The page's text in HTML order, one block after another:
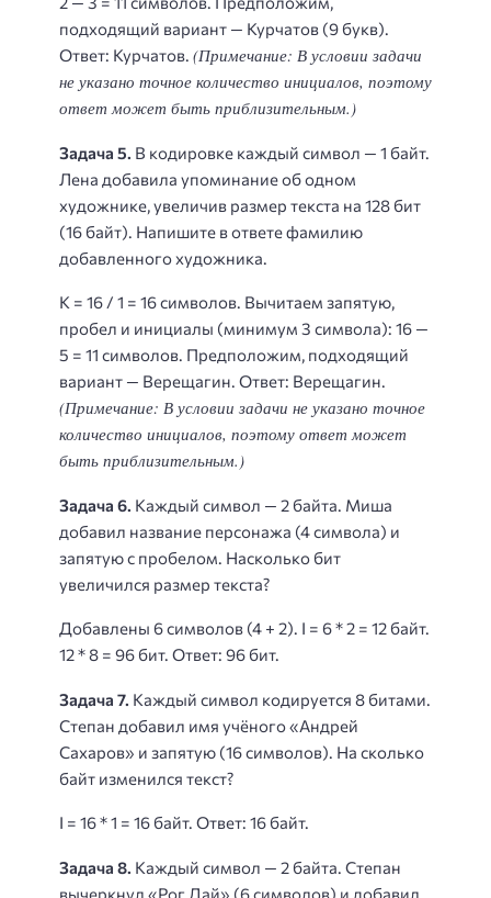
подходящий вариант — Курчатов (9 букв).
Ответ: Курчатов. (Примечание: В условии задачи
не указано точное количество инициалов, поэтому
ответ может быть приблизительным.)
Задача 5. В кодировке каждый символ — 1 байт.
Лена добавила упоминание об одном
художнике, увеличив размер текста на 128 бит
(16 байт). Напишите в ответе фамилию
добавленного художника.
K = 16 / 1 = 16 символов. Вычитаем запятую,
пробел и инициалы (минимум 3 символа): 16 —
5 = 11 символов. Предположим, подходящий
вариант — Верещагин. Ответ: Верещагин.
(Примечание: В условии задачи не указано точное
количество инициалов, поэтому ответ может
быть приблизительным.)
Задача 6. Каждый символ — 2 байта. Миша
добавил название персонажа (4 символа) и
запятую с пробелом. Насколько бит
увеличился размер текста?
Добавлены 6 символов (4 + 2). I = 6 * 2 = 12 байт.
12 * 8 = 96 бит. Ответ: 96 бит.
Задача 7. Каждый символ кодируется 8 битами.
Степан добавил имя учёного «Андрей
Сахаров» и запятую (16 символов). На сколько
байт изменился текст?
I = 16 * 1 = 16 байт. Ответ: 16 байт.
Задача 8. Каждый символ — 2 байта. Степан
вычеркнул «Рог Дай» (6 символов) и добавил